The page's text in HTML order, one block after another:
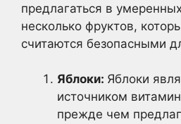
предлагаться в
несколько фруктов,
считаются безопасными
Яблоки: Яблоки
источником
прежде чем